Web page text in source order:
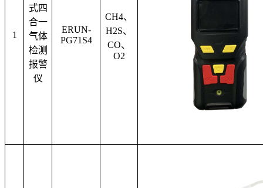
1
式四
合一
气体
检测
报警
仪
ERUN-
PG71S4
CH4、
H2S、
CO、
O2